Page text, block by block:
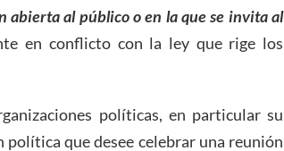
al público o en la que se invita al
en conflicto con la ley que rige los
políticas, en particular su
que desee celebrar una reunión